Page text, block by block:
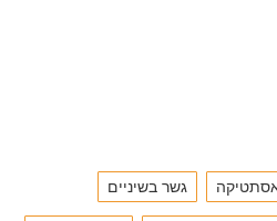
גשר בשיניים